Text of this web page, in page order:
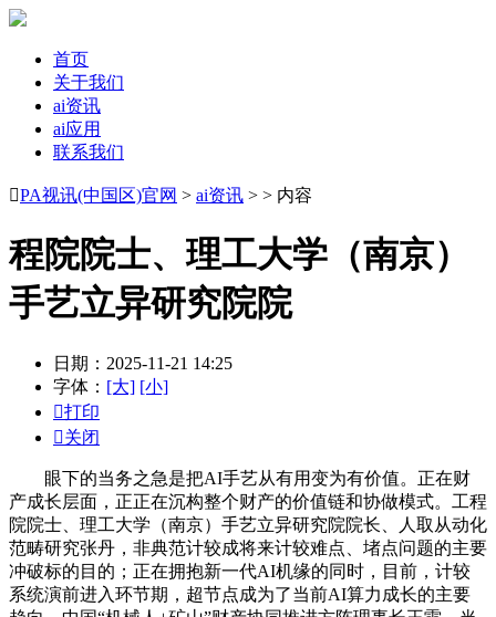
首页
关于我们
ai资讯
ai应用
联系我们
PA视讯(中国区)官网 > ai资讯 > > 内容
程院院士、理工大学（南京）
手艺立异研究院院
日期：2025-11-21 14:25
字体： [大] [小]
打印
关闭
眼下的当务之急是把AI手艺从有用变为有价值。正在财
产成长层面，正正在沉构整个财产的价值链和协做模式。工程
院院士、理工大学（南京）手艺立异研究院院长、人取从动化
范畴研究张丹，非典范计较成将来计较难点、堵点问题的主要
冲破标的目的；正在拥抱新一代AI机缘的同时，目前，计较
系统演前进入环节期，超节点成为了当前AI算力成长的主要